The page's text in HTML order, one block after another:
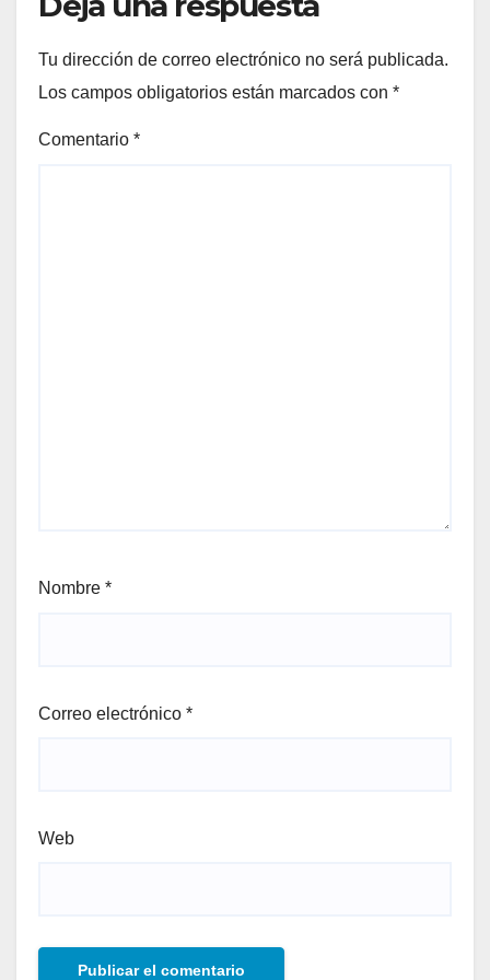
Tu dirección de correo electrónico no será publicada.
Los campos obligatorios están marcados con *
Comentario *
Nombre *
Correo electrónico *
Web